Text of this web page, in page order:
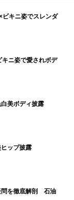
島健
キニ姿でスレンダ
ニ姿で愛されボデ
美ボディ披露
ップ披露
問を徹底解剖 石油